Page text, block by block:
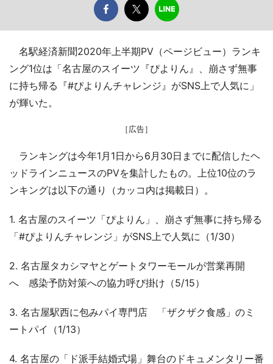
名駅経済新聞2020年上半期PV（ページビュー）ランキ
ング1位は「名古屋のスイーツ『ぴよりん』、崩さず無事
に持ち帰る『#ぴよりんチャレンジ』がSNS上で人気に」
が輝いた。
［広告］
ランキングは今年1月1日から6月30日までに配信したヘ
ッドラインニュースのPVを集計したもの。上位10位のラ
ンキングは以下の通り（カッコ内は掲載日）。
1. 名古屋のスイーツ「ぴよりん」、崩さず無事に持ち帰る
「#ぴよりんチャレンジ」がSNS上で人気に（1/30）
2. 名古屋タカシマヤとゲートタワーモールが営業再開
へ 感染予防対策への協力呼び掛け（5/15）
3. 名古屋駅西に包みパイ専門店 「ザクザク食感」のミ
ートパイ（1/13）
4. 名古屋の「ド派手結婚式場」舞台のドキュメンタリー番